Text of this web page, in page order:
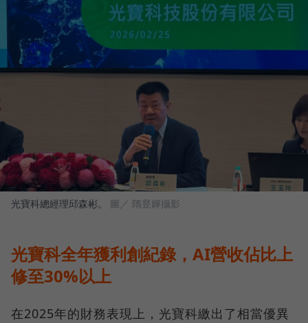
光寶科總經理邱森彬。 圖／ 隋昱嬋攝影
光寶科全年獲利創紀錄，AI營收佔比上
修至30%以上
在2025年的財務表現上，光寶科繳出了相當優異